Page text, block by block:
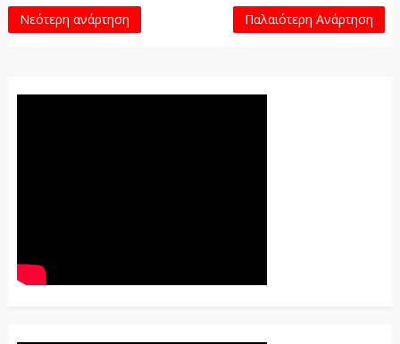
Νεότερη ανάρτηση Παλαιότερη Ανάρτηση